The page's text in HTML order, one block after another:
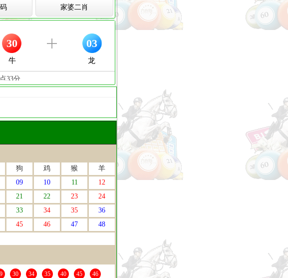
家婆二肖
狗 鸡 猴
羊
09 10 11
12
21 22 23
24
33 34 35
36
45 46 47
48
30 34 35 40 45 46